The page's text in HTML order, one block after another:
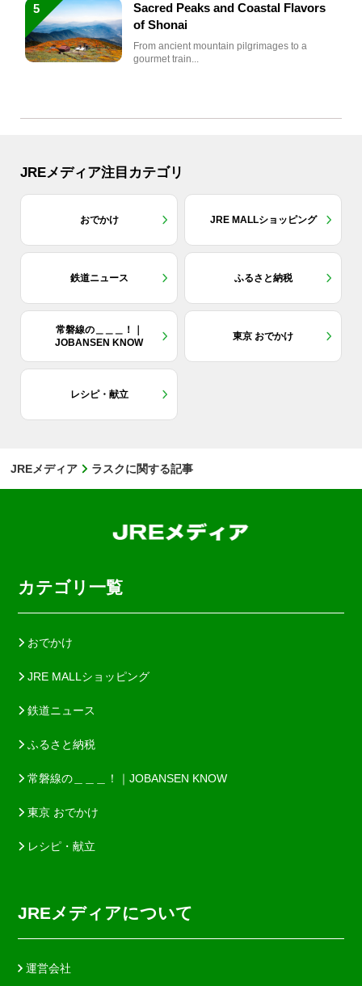
5
Sacred Peaks and Coastal Flavors
of Shonai
From ancient mountain pilgrimages to a
gourmet train...
JREメディア注目カテゴリ
おでかけ JRE MALLショッピング
鉄道ニュース ふるさと納税
常磐線の＿＿＿！｜
JOBANSEN KNOW
東京 おでかけ
レシピ・献立
JREメディア ラスクに関する記事
カテゴリ一覧
おでかけ
JRE MALLショッピング
鉄道ニュース
ふるさと納税
常磐線の＿＿＿！｜JOBANSEN KNOW
東京 おでかけ
レシピ・献立
JREメディアについて
運営会社